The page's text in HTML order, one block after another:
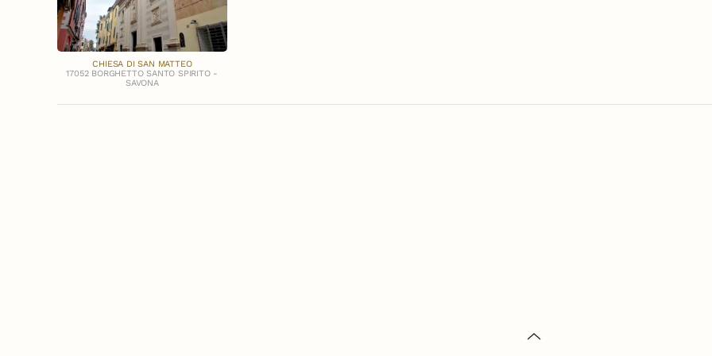
CHIESA DI SAN MATTEO
17052 BORGHETTO SANTO SPIRITO -
SAVONA